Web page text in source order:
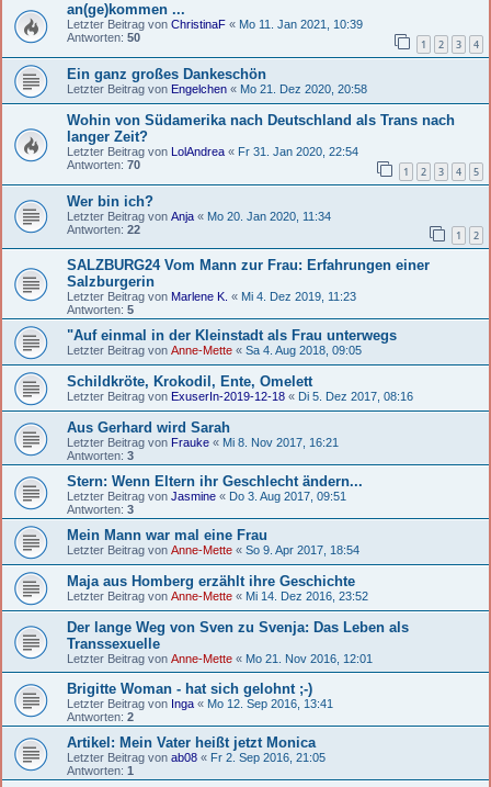
an(ge)kommen ...
Letzter Beitrag von ChristinaF « Mo 11. Jan 2021, 10:39
Antworten: 50 1 2 3 4
Ein ganz großes Dankeschön
Letzter Beitrag von Engelchen « Mo 21. Dez 2020, 20:58
Wohin von Südamerika nach Deutschland als Trans nach
langer Zeit?
Letzter Beitrag von LolAndrea « Fr 31. Jan 2020, 22:54
Antworten: 70 1 2 3 4 5
Wer bin ich?
Letzter Beitrag von Anja « Mo 20. Jan 2020, 11:34
Antworten: 22 1 2
SALZBURG24 Vom Mann zur Frau: Erfahrungen einer
Salzburgerin
Letzter Beitrag von Marlene K. « Mi 4. Dez 2019, 11:23
Antworten: 5
"Auf einmal in der Kleinstadt als Frau unterwegs
Letzter Beitrag von Anne-Mette « Sa 4. Aug 2018, 09:05
Schildkröte, Krokodil, Ente, Omelett
Letzter Beitrag von ExuserIn-2019-12-18 « Di 5. Dez 2017, 08:16
Aus Gerhard wird Sarah
Letzter Beitrag von Frauke « Mi 8. Nov 2017, 16:21
Antworten: 3
Stern: Wenn Eltern ihr Geschlecht ändern...
Letzter Beitrag von Jasmine « Do 3. Aug 2017, 09:51
Antworten: 3
Mein Mann war mal eine Frau
Letzter Beitrag von Anne-Mette « So 9. Apr 2017, 18:54
Maja aus Homberg erzählt ihre Geschichte
Letzter Beitrag von Anne-Mette « Mi 14. Dez 2016, 23:52
Der lange Weg von Sven zu Svenja: Das Leben als
Transsexuelle
Letzter Beitrag von Anne-Mette « Mo 21. Nov 2016, 12:01
Brigitte Woman - hat sich gelohnt ;-)
Letzter Beitrag von Inga « Mo 12. Sep 2016, 13:41
Antworten: 2
Artikel: Mein Vater heißt jetzt Monica
Letzter Beitrag von ab08 « Fr 2. Sep 2016, 21:05
Antworten: 1